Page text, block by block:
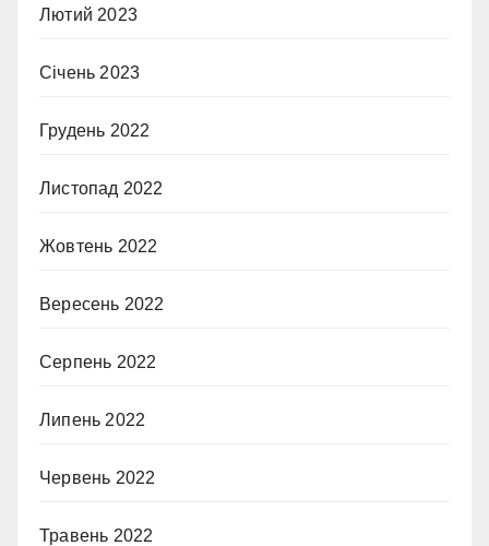
Лютий 2023
Січень 2023
Грудень 2022
Листопад 2022
Жовтень 2022
Вересень 2022
Серпень 2022
Липень 2022
Червень 2022
Травень 2022